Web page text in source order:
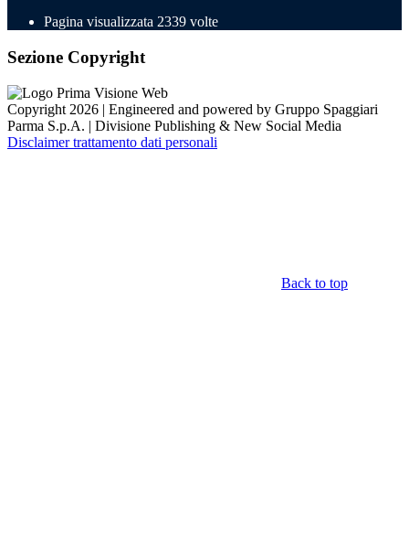
Pagina visualizzata 2339 volte
Sezione Copyright
Copyright 2026 | Engineered and powered by Gruppo Spaggiari
Parma S.p.A. | Divisione Publishing & New Social Media
Disclaimer trattamento dati personali
Back to top